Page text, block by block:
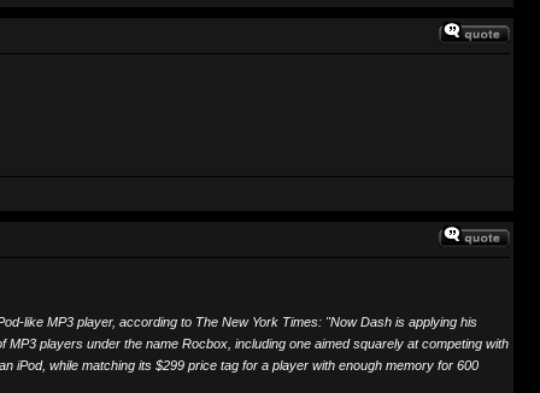
like MP3 player, according to The New York Times: "Now Dash is applying his
players under the name Rocbox, including one aimed squarely at competing with
iPod, while matching its $299 price tag for a player with enough memory for 600